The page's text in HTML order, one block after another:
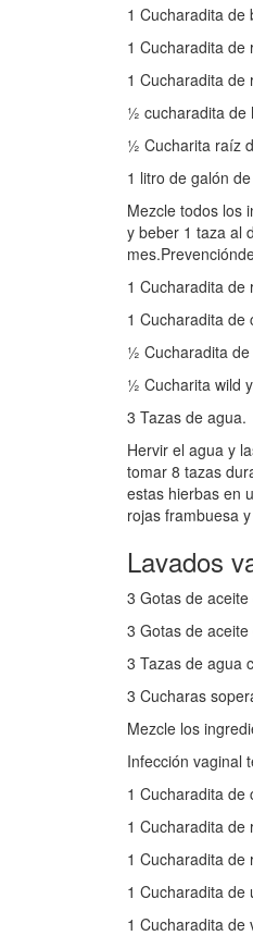
1 Cucharadita de
1 Cucharadita de
1 Cucharadita de
½ cucharadita de
½ Cucharita raíz
1 litro de galón
Mezcle todos los
y beber 1 taza al
1 Cucharadita de
1 Cucharadita de
½ Cucharadita
½ Cucharita wild
3 Tazas de agua.
Hervir el agua y
tomar 8 tazas
estas hierbas en
rojas frambuesa
Lavados
3 Gotas de
3 Gotas de
3 Tazas de agua
3 Cucharas
Mezcle los
Infección vaginal
1 Cucharadita de
1 Cucharadita de
1 Cucharadita de
1 Cucharadita de
1 Cucharadita de